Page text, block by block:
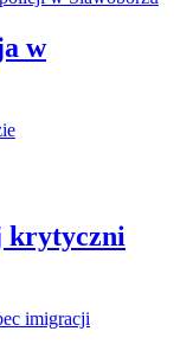
w
krytyczni